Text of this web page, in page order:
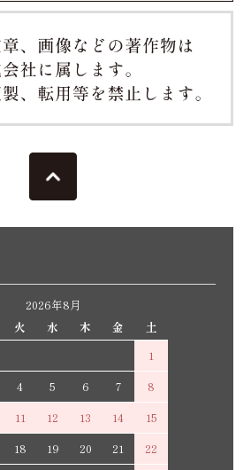
2026年8月
火 水 木 金
土
1
4 5 6 7
8
11 12 13 14
15
18 19 20 21
22